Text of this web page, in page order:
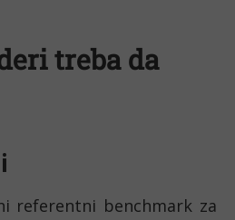
treba da
referentni benchmark za